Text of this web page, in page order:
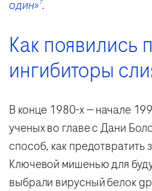
один»7.
Как появились
ингибиторы
В конце 1980-х — начале
ученых во главе с Дани
способ, как
Ключевой мишенью для
выбрали вирусный белок